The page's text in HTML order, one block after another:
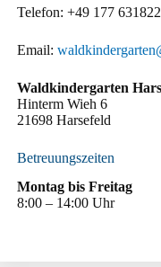
Telefon: +49 177
Email:
Waldkindergarten
Hinterm Wieh 6
21698 Harsefeld
Betreuungszeiten
Montag bis Freitag
8:00 – 14:00 Uhr